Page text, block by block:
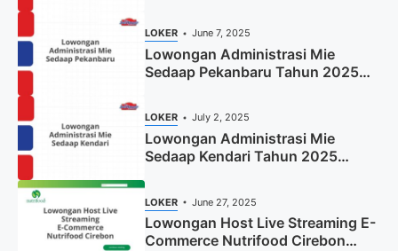
LOKER June 7, 2025
Lowongan Administrasi Mie
Sedaap Pekanbaru Tahun 2025
LOKER July 2, 2025
Lowongan Administrasi Mie
Sedaap Kendari Tahun 2025
LOKER June 27, 2025
Lowongan Host Live Streaming E-
Commerce Nutrifood Cirebon